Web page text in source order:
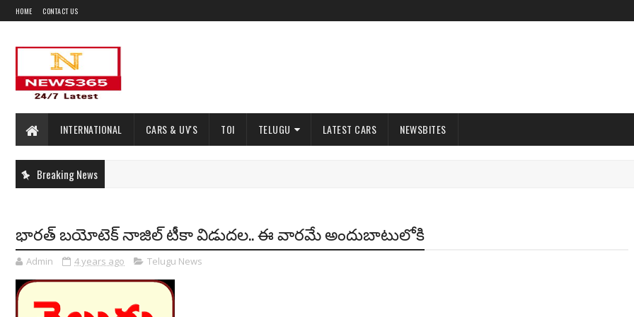
HOME CONTACT US
INTERNATIONAL CARS & UV'S TOI TELUGU LATEST CARS NEWSBITES
Breaking News
భారత్ బయోటెక్ నాజిల్ టీకా విడుదల.. ఈ వారమే అందుబాటులోకి
Admin 4 years ago Telugu News